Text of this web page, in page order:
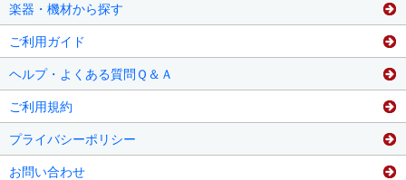
楽器・機材から探す
ご利用ガイド
ヘルプ・よくある質問Ｑ＆Ａ
ご利用規約
プライバシーポリシー
お問い合わせ